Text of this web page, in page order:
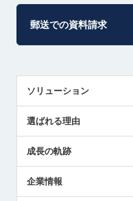
郵送での資料請求
ソリューション
解決策提案
選ばれる理由
成長の軌跡
企業情報